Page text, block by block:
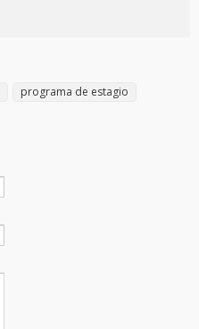
programa de estagio